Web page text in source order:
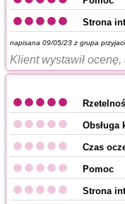
Strona
napisana 09/05/23 z grupa
Klient wystawił
Obsługa
Czas
Pomoc
Strona